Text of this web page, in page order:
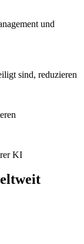
und
sind, reduzieren
KI